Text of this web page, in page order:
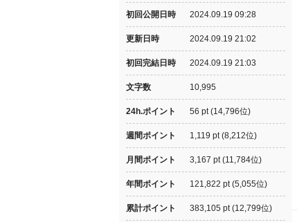
初回公開日時 2024.09.19 09:28
更新日時 2024.09.19 21:02
初回完結日時 2024.09.19 21:03
文字数 10,995
24h.ポイント 56 pt (14,796位)
週間ポイント 1,119 pt (8,212位)
月間ポイント 3,167 pt (11,784位)
年間ポイント 121,822 pt (5,055位)
累計ポイント 383,105 pt (12,799位)